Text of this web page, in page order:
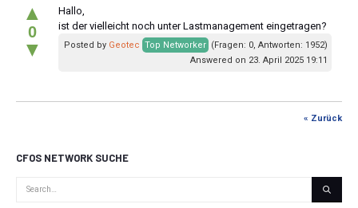
▲
0
▼
Hallo,
ist der vielleicht noch unter Lastmanagement eingetragen?
Posted by Geotec Top Networker (Fragen: 0, Antworten: 1952)
Answered on 23. April 2025 19:11
« Zurück
CFOS NETWORK SUCHE